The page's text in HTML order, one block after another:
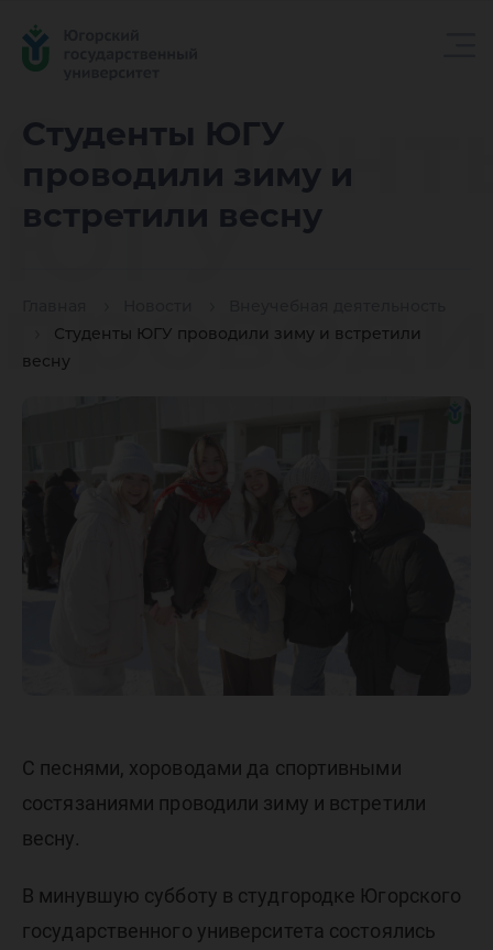
Студенты ЮГУ
проводили зиму и
встретили весну
Студенты ЮГУ проводили зиму и встретили
весну
ЮГУ
зиму и
весну
С песнями, хороводами да спортивными
состязаниями проводили зиму и встретили
весну.
В минувшую субботу в студгородке Югорского
государственного университета состоялись